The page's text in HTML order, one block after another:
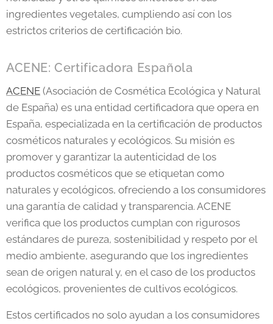
ingredientes vegetales, cumpliendo así con los
estrictos criterios de certificación bio.
ACENE: Certificadora Española
ACENE (Asociación de Cosmética Ecológica y Natural
de España) es una entidad certificadora que opera en
España, especializada en la certificación de productos
cosméticos naturales y ecológicos. Su misión es
promover y garantizar la autenticidad de los
productos cosméticos que se etiquetan como
naturales y ecológicos, ofreciendo a los consumidores
una garantía de calidad y transparencia. ACENE
verifica que los productos cumplan con rigurosos
estándares de pureza, sostenibilidad y respeto por el
medio ambiente, asegurando que los ingredientes
sean de origen natural y, en el caso de los productos
ecológicos, provenientes de cultivos ecológicos.
Estos certificados no solo ayudan a los consumidores